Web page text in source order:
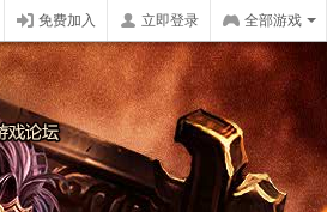
免费加入 立即登录 全部游戏